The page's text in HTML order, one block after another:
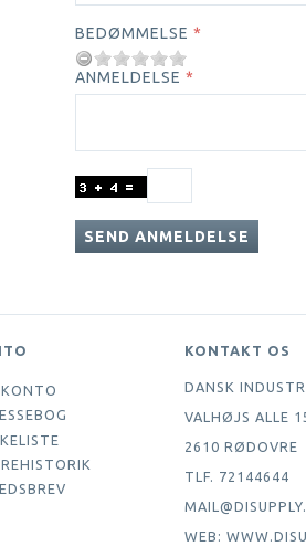
BEDØMMELSE
ANMELDELSE
SEND ANMELDELSE
KONTAKT OS
DANSK
VALHØJS ALLE
2610 RØDOVRE
TLF. 72144644
WEB: